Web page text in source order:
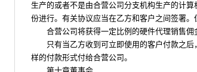
生产的或者不是由合营公司分支机构生产的计
份进行。有关协议应当在乙方和客户之间签署。
合营公司将获得一定比例的硬件代理销售佣
只有当乙方收到可立即使用的客户付款之
样的付款形式付给合营公司。